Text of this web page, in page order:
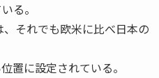
る。
それでも欧米に比べ日本の
置に設定されている。